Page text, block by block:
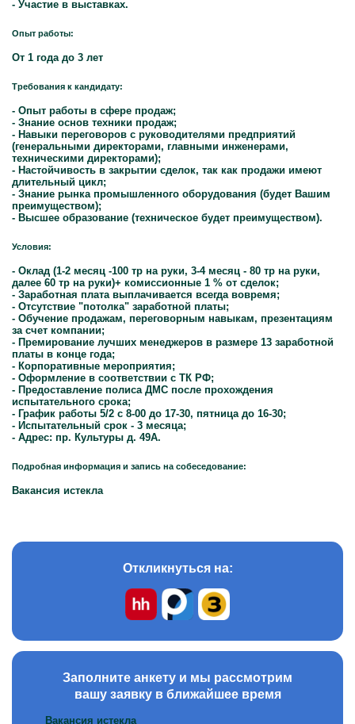
- Участие в выставках.
Опыт работы:
От 1 года до 3 лет
Требования к кандидату:
- Опыт работы в сфере продаж;
- Знание основ техники продаж;
- Навыки переговоров с руководителями предприятий
(генеральными директорами, главными инженерами,
техническими директорами);
- Настойчивость в закрытии сделок, так как продажи имеют
длительный цикл;
- Знание рынка промышленного оборудования (будет Вашим
преимуществом);
- Высшее образование (техническое будет преимуществом).
Условия:
- Оклад (1-2 месяц -100 тр на руки, 3-4 месяц - 80 тр на руки,
далее 60 тр на руки)+ комиссионные 1 % от сделок;
- Заработная плата выплачивается всегда вовремя;
- Отсутствие "потолка" заработной платы;
- Обучение продажам, переговорным навыкам, презентациям
за счет компании;
- Премирование лучших менеджеров в размере 13 заработной
платы в конце года;
- Корпоративные мероприятия;
- Оформление в соответствии с ТК РФ;
- Предоставление полиса ДМС после прохождения
испытательного срока;
- График работы 5/2 с 8-00 до 17-30, пятница до 16-30;
- Испытательный срок - 3 месяца;
- Адрес: пр. Культуры д. 49А.
Подробная информация и запись на собеседование:
Вакансия истекла
Откликнуться на:
Заполните анкету и мы рассмотрим
вашу заявку в ближайшее время
Вакансия истекла